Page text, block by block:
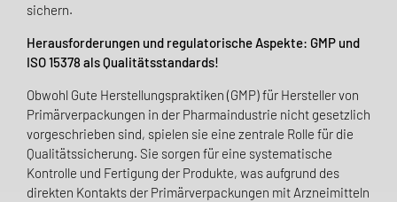
sichern.
Herausforderungen und regulatorische Aspekte: GMP und
ISO 15378 als Qualitätsstandards!
Obwohl Gute Herstellungspraktiken (GMP) für Hersteller von
Primärverpackungen in der Pharmaindustrie nicht gesetzlich
vorgeschrieben sind, spielen sie eine zentrale Rolle für die
Qualitätssicherung. Sie sorgen für eine systematische
Kontrolle und Fertigung der Produkte, was aufgrund des
direkten Kontakts der Primärverpackungen mit Arzneimitteln